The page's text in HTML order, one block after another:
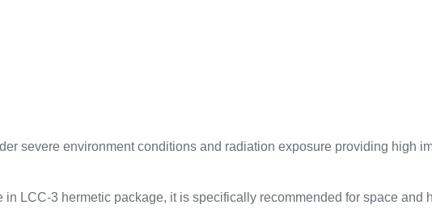
severe environment conditions and radiation exposure providing high
LCC-3 hermetic package, it is specifically recommended for space and